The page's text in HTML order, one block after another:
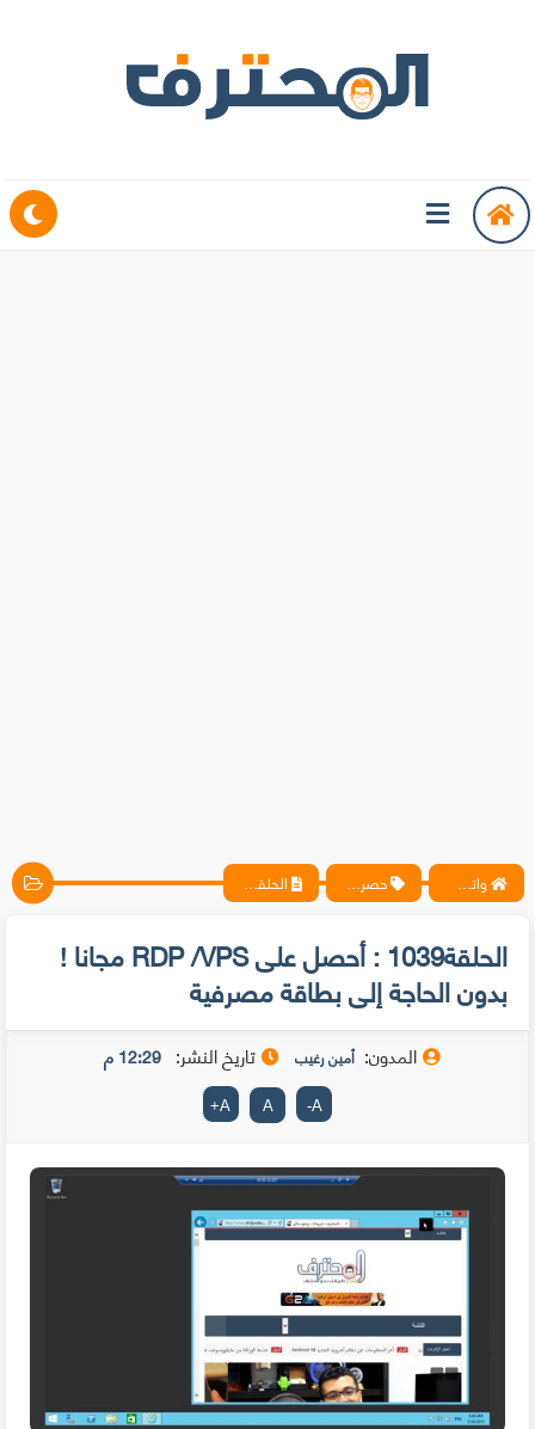
واتس آب ، فيسبوك ، أنترنت ، شروحات تقنية حصرية - المحترف حصريات الحلقة1039 : أحصل على RDP /VPS مجانا ! بدون الحاجة إلى بطاقة مصرفية
الحلقة1039 : أحصل على RDP /VPS مجانا !
بدون الحاجة إلى بطاقة مصرفية
المدون: أمين رغيب تاريخ النشر: 12:29 م
A
-
A
A
+